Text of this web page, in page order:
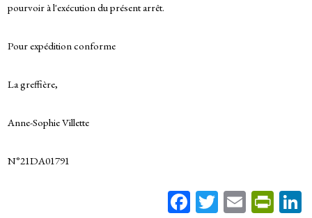
pourvoir à l'exécution du présent arrêt.
Pour expédition conforme
La greffière,
Anne-Sophie Villette
N°21DA01791
Fa T E Pr